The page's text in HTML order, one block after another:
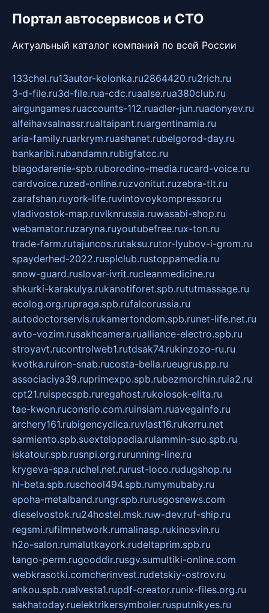
Портал автосервисов и СТО
Актуальный каталог компаний по всей России
133chel.ru13autor-kolonka.ru2864420.ru2rich.ru
3-d-file.ru3d-file.rua-cdc.ruaalse.rua380club.ru
airgungames.ruaccounts-112.ruadler-jun.ruadonyev.ru
alfeihavsalnassr.rualtaipant.ruargentinamia.ru
aria-family.ruarkrym.ruashanet.rubelgorod-day.ru
bankaribi.rubandamn.rubigfatcc.ru
blagodarenie-spb.ruborodino-media.rucard-voice.ru
cardvoice.ruzed-online.ruzvonitut.ruzebra-tlt.ru
zarafshan.ruyork-life.ruvintovoykompressor.ru
vladivostok-map.ruvlknrussia.ruwasabi-shop.ru
webamator.ruzaryna.ruyoutubefree.rux-ton.ru
trade-farm.rutajuncos.rutaksu.rutor-lyubov-i-grom.ru
spayderhed-2022.rusplclub.rustoppamedia.ru
snow-guard.ruslovar-ivrit.rucleanmedicine.ru
shkurki-karakulya.rukanotiforet.spb.rututmassage.ru
ecolog.org.rupraga.spb.rufalcorussia.ru
autodoctorservis.rukamertondom.spb.runet-life.net.ru
avto-vozim.rusakhcamera.rualliance-electro.spb.ru
stroyavt.rucontrolweb1.rutdsak74.rukinzozo-ru.ru
kvotka.ruiron-snab.rucosta-bella.rueugrus.pp.ru
associaciya39.ruprimexpo.spb.rubezmorchin.ruia2.ru
cpt21.ruispecspb.ruregahost.rukolosok-elita.ru
tae-kwon.ruconsrio.com.ruinsiam.ruavegainfo.ru
archery161.rubigencyclica.ruvlast16.rukorru.net
sarmiento.spb.suextelopedia.rulammin-suo.spb.ru
iskatour.spb.rusnpi.org.rurunning-line.ru
krygeva-spa.ruchel.net.rurust-loco.rudugshop.ru
hl-beta.spb.ruschool494.spb.rumymubaby.ru
epoha-metalband.rungr.spb.rurusgosnews.com
dieselvostok.ru24hostel.msk.ruw-dev.ruf-ship.ru
regsmi.rufilmnetwork.rumalinasp.rukinosvin.ru
h2o-salon.rumalutkayork.rudeltaprim.spb.ru
tango-perm.rugooddir.rusgv.sumultiki-online.com
webkrasotki.comcherinvest.rudetskiy-ostrov.ru
ankou.spb.rualvesta1.rupdf-creator.runix-files.org.ru
sakhatoday.ruelektrikersymboler.rusputnikyes.ru